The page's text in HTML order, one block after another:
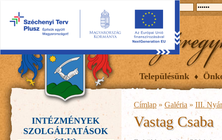
Településünk
Címlap » Galéria » III.
Vastag Csaba
INTÉZMÉNYEK
SZOLGÁLTATÁSOK